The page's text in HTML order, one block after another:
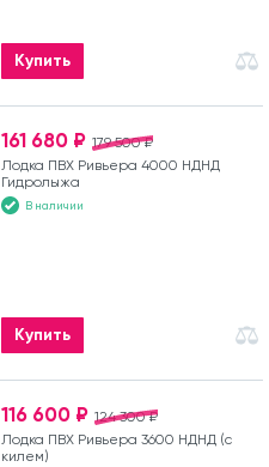
Купить
179 500 ₽
161 680 ₽
Лодка ПВХ Ривьера 4000 НДНД
Гидролыжа
В наличии
Купить
124 300 ₽
116 600 ₽
Лодка ПВХ Ривьера 3600 НДНД (с
килем)